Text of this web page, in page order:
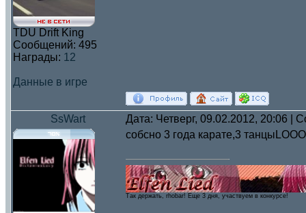
TDU Drift King
Сообщений: 495
Награды: 12
Данные в игре
SsWart Дата: Четверг, 09.02.2012, 20:06 |
собсно 3 года карате,3
Так держать, rhobar! Eще 3 дня, участвуем в конкурсе!